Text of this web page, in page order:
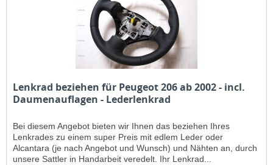
Lenkrad beziehen für Peugeot 206 ab 2002 - incl.
Daumenauflagen - Lederlenkrad
Bei diesem Angebot bieten wir Ihnen das beziehen Ihres
Lenkrades zu einem super Preis mit edlem Leder oder
Alcantara (je nach Angebot und Wunsch) und Nähten an, durch
unsere Sattler in Handarbeit veredelt. Ihr Lenkrad...